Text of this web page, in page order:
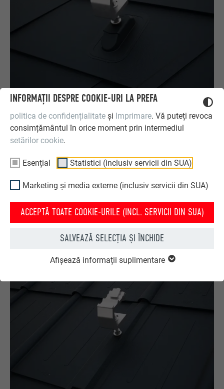
INFORMAȚII DESPRE COOKIE-URI LA PREFA
politica de confidențialitate și Imprimare. Vă puteți revoca
consimțământul în orice moment prin intermediul
setărilor cookie.
Esențial Statistici (inclusiv servicii din SUA)
Marketing și media externe (inclusiv servicii din SUA)
ACCEPTĂ TOATE COOKIE-URILE (INCL. SERVICII DIN SUA)
SALVEAZĂ SELECȚIA ȘI ÎNCHIDE
Afișează informații suplimentare
PREVARIO SUNNY
îmbinare verticală dublă PREFALZ și FALZONAL® și pe
sisteme de acoperiș PREFA cu format mic.
Reglabil pe înălțime
Permite dilatarea termică a tăvilor PREFALZ
Include șurub hexagonal de prindere, disponibil în